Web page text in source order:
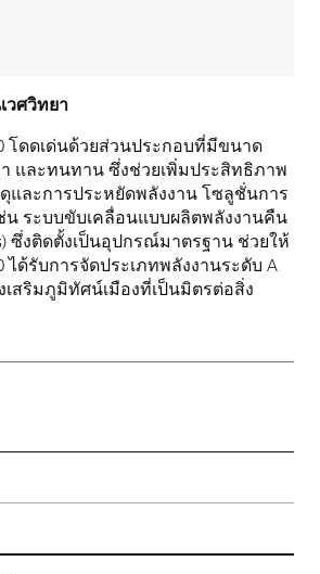
วศวิทยา
โดดเด่นด้วยส่วนประกอบที่มีขนาด
และทนทาน ซึ่งช่วยเพิ่มประสิทธิภาพ
และการประหยัดพลังงาน โซลูชั่นการ
น ระบบขับเคลื่อนแบบผลิตพลังงานคืน
ซึ่งติดตั้งเป็นอุปกรณ์มาตรฐาน ช่วยให้
ได้รับการจัดประเภทพลังงานระดับ A
งเสริมภูมิทัศน์เมืองที่เป็นมิตรต่อสิ่ง